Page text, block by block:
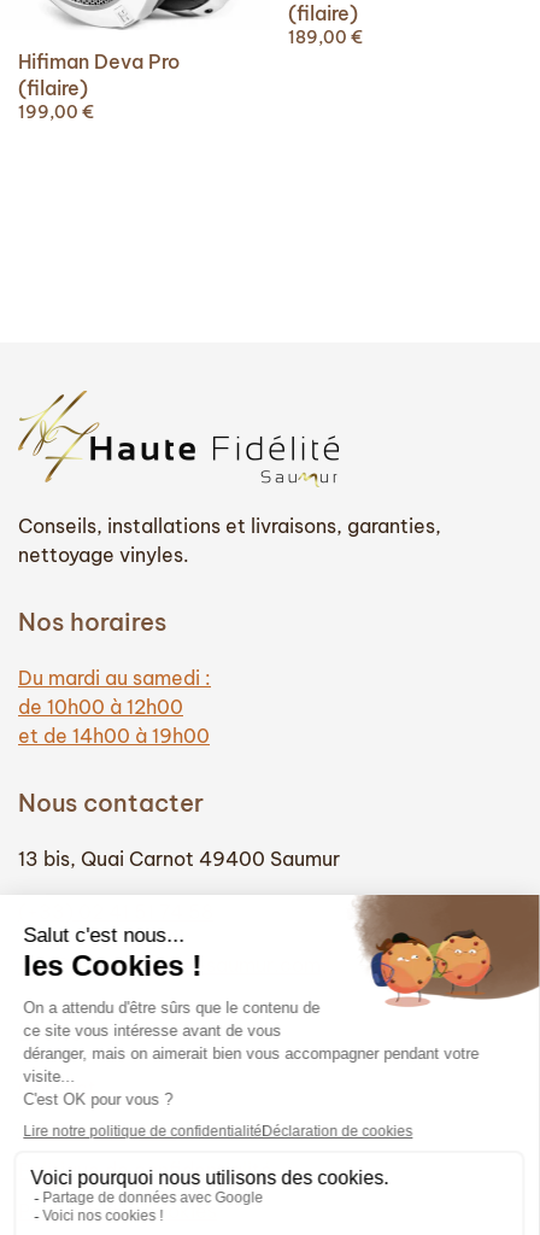
Hifiman Deva Pro
(filaire)
199,00 €
(filaire)
189,00 €
Conseils, installations et livraisons, garanties,
nettoyage vinyles.
Nos horaires
Du mardi au samedi :
de 10h00 à 12h00
et de 14h00 à 19h00
Nous contacter
13 bis, Quai Carnot 49400 Saumur
info@hautefidelite-saumur.com
Liens
Contact
Mentions légales
Politique de confidentialité
Politique des cookies